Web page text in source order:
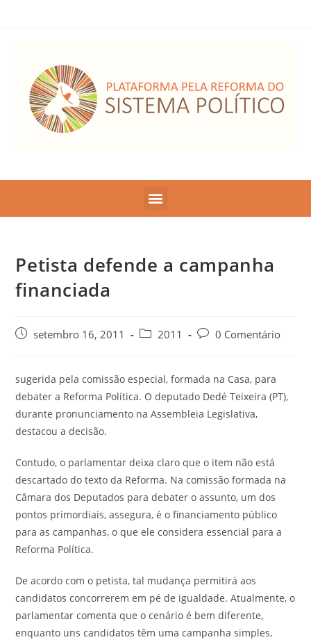
Petista defende a campanha
financiada
setembro 16, 2011 2011 0 Comentário
sugerida pela comissão especial, formada na Casa, para
debater a Reforma Política. O deputado Dedé Teixeira (PT),
durante pronunciamento na Assembleia Legislativa,
destacou a decisão.
Contudo, o parlamentar deixa claro que o item não está
descartado do texto da Reforma. Na comissão formada na
Câmara dos Deputados para debater o assunto, um dos
pontos primordiais, assegura, é o financiamento público
para as campanhas, o que ele considera essencial para a
Reforma Política.
De acordo com o petista, tal mudança permitirá aos
candidatos concorrerem em pé de igualdade. Atualmente, o
parlamentar comenta que o cenário é bem diferente,
enquanto uns candidatos têm uma campanha simples,